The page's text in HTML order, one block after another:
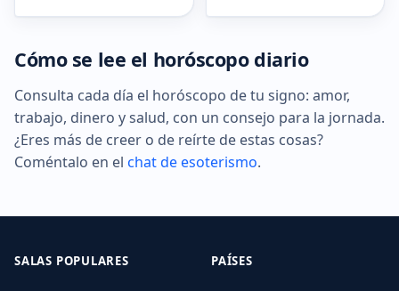
Cómo se lee el horóscopo diario
Consulta cada día el horóscopo de tu signo: amor,
trabajo, dinero y salud, con un consejo para la jornada.
¿Eres más de creer o de reírte de estas cosas?
Coméntalo en el chat de esoterismo.
SALAS POPULARES PAÍSES